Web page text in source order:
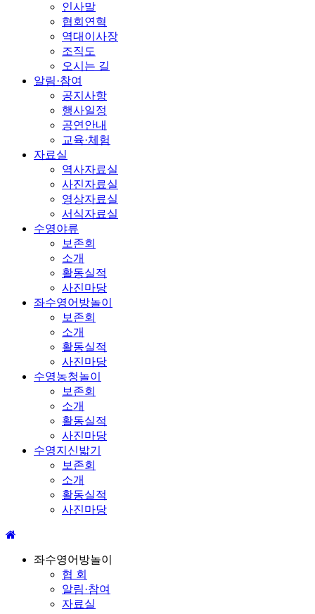
인사말
협회연혁
역대이사장
조직도
오시는 길
알림·참여
공지사항
행사일정
공연안내
교육·체험
자료실
역사자료실
사진자료실
영상자료실
서식자료실
수영야류
보존회
소개
활동실적
사진마당
좌수영어방놀이
보존회
소개
활동실적
사진마당
수영농청놀이
보존회
소개
활동실적
사진마당
수영지신밟기
보존회
소개
활동실적
사진마당
좌수영어방놀이
협 회
알림·참여
자료실